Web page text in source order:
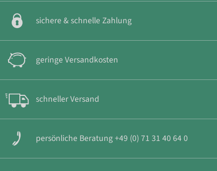
sichere & schnelle Zahlung
geringe Versandkosten
schneller Versand
persönliche Beratung +49 (0) 71 31 40 64 0